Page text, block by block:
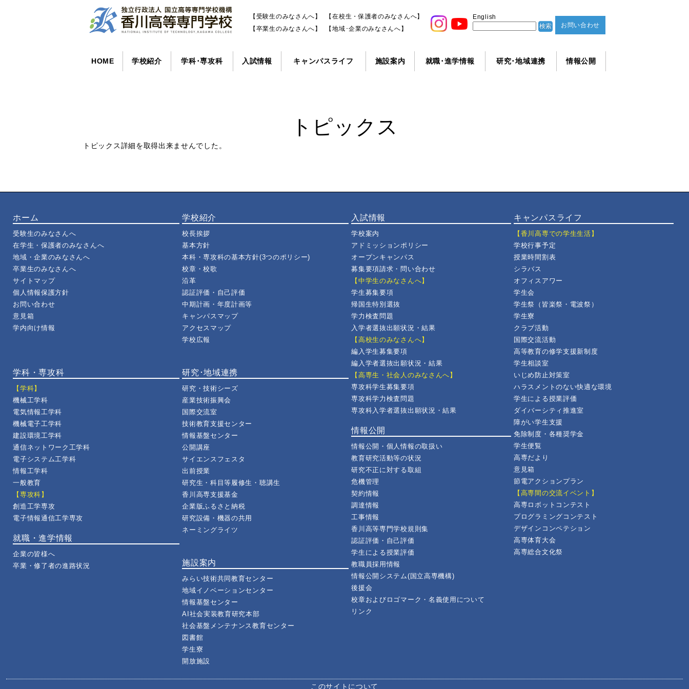
【受験生のみなさんへ】
【在校生・保護者のみなさんへ】
【卒業生のみなさんへ】
【地域･企業のみなさんへ】
English
お問い合わせ
HOME 学校紹介 学科･専攻科 入試情報 キャンパスライフ 施設案内 就職･進学情報 研究･地域連携 情報公開
トピックス
トピックス詳細を取得出来ませんでした。
ホーム
受験生のみなさんへ
在学生・保護者のみなさんへ
地域・企業のみなさんへ
卒業生のみなさんへ
サイトマップ
個人情報保護方針
お問い合わせ
意見箱
学内向け情報
学校紹介
校長挨拶
基本方針
本科・専攻科の基本方針(3つのポリシー)
校章・校歌
沿革
認証評価・自己評価
中期計画・年度計画等
キャンパスマップ
アクセスマップ
学校広報
学科・専攻科
【学科】
機械工学科
電気情報工学科
機械電子工学科
建設環境工学科
通信ネットワーク工学科
電子システム工学科
情報工学科
一般教育
【専攻科】
創造工学専攻
電子情報通信工学専攻
就職・進学情報
企業の皆様へ
卒業・修了者の進路状況
研究･地域連携
研究・技術シーズ
産業技術振興会
国際交流室
技術教育支援センター
情報基盤センター
公開講座
サイエンスフェスタ
出前授業
研究生・科目等履修生・聴講生
香川高専支援基金
企業版ふるさと納税
研究設備・機器の共用
ネーミングライツ
施設案内
みらい技術共同教育センター
地域イノベーションセンター
情報基盤センター
AI社会実装教育研究本部
社会基盤メンテナンス教育センター
図書館
学生寮
開放施設
入試情報
学校案内
アドミッションポリシー
オープンキャンパス
募集要項請求・問い合わせ
【中学生のみなさんへ】
学生募集要項
帰国生特別選抜
学力検査問題
入学者選抜出願状況・結果
【高校生のみなさんへ】
編入学生募集要項
編入学者選抜出願状況・結果
【高専生・社会人のみなさんへ】
専攻科学生募集要項
専攻科学力検査問題
専攻科入学者選抜出願状況・結果
情報公開
情報公開・個人情報の取扱い
教育研究活動等の状況
研究不正に対する取組
危機管理
契約情報
調達情報
工事情報
香川高等専門学校規則集
認証評価・自己評価
学生による授業評価
教職員採用情報
情報公開システム(国立高専機構)
後援会
校章およびロゴマーク・名義使用について
リンク
キャンパスライフ
【香川高専での学生生活】
学校行事予定
授業時間割表
シラバス
オフィスアワー
学生会
学生祭（皆楽祭・電波祭）
学生寮
クラブ活動
国際交流活動
高等教育の修学支援新制度
学生相談室
いじめ防止対策室
ハラスメントのない快適な環境
学生による授業評価
ダイバーシティ推進室
障がい学生支援
免除制度・各種奨学金
学生便覧
高専だより
意見箱
節電アクションプラン
【高専間の交流イベント】
高専ロボットコンテスト
プログラミングコンテスト
デザインコンペテション
高専体育大会
高専総合文化祭
このサイトについて